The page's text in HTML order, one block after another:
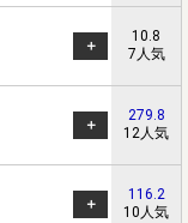
10.8
7人気
279.8
12人気
116.2
10人気